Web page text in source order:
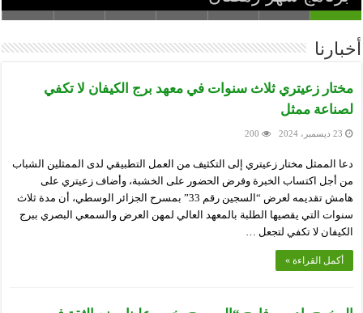
أخبارنا
مختار زعيتري ثلاث سنوات في معهد برج الكيفان لا تكفي
لصناعة ممثل
23 ديسمبر، 2024 200
دعا الممثل مختار زعيتري إلى التكثيف من العمل التطبيقي لدى الممثلين الشباب
من أجل اكتساب الخبرة وفرض الحضور على الخشبة، وأضاف زعيتري على
هامش تقديمه لعرض “السجين رقم 33” بمسرح الجزائر الوسطي، أن مدة ثلاث
سنوات التي يقصيها الطلبة بالمعهد العالي لمهن العرض والسمعي البصري ببرج
الكيفان لا تكفي لتجعل …
أكمل القراءة »